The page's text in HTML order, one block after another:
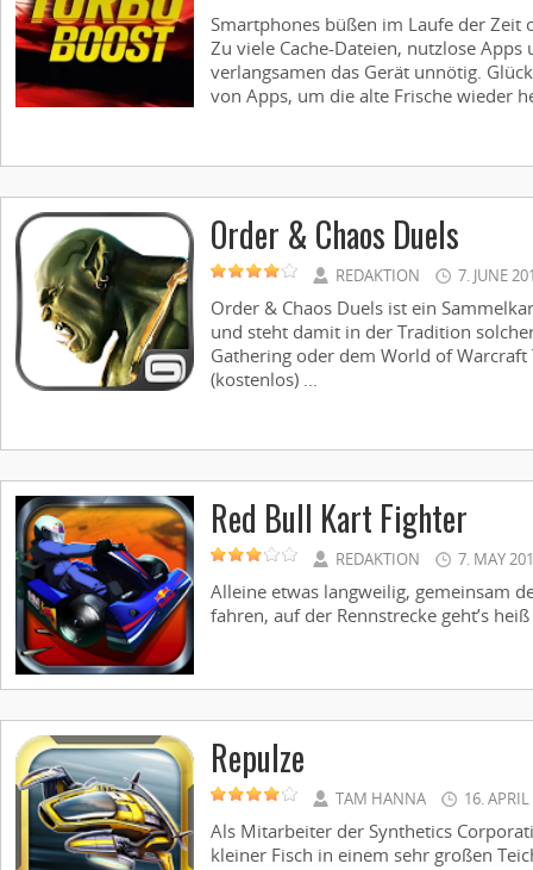
Smartphones büßen im Laufe der
Zu viele Cache-Dateien, nutzlose
verlangsamen das Gerät unnötig.
von Apps, um die alte Frische wieder
Order & Chaos Duels
REDAKTION 7. JUNE
Order & Chaos Duels ist ein
und steht damit in der Tradition
Gathering oder dem World of Warcraft
(kostenlos) ...
Red Bull Kart Fighter
REDAKTION 7. MAY
Alleine etwas langweilig, gemeinsam
fahren, auf der Rennstrecke geht’s
Repulze
TAM HANNA 16.
Als Mitarbeiter der Synthetics
kleiner Fisch in einem sehr großen